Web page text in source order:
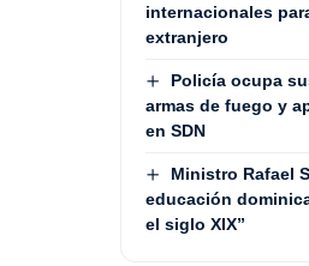
internacionales
extranjero
Policía ocupa
armas de fuego y
en SDN
Ministro Rafael
educación
el siglo XIX”